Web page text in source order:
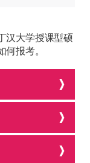
汉大学授课型硕
何报考。